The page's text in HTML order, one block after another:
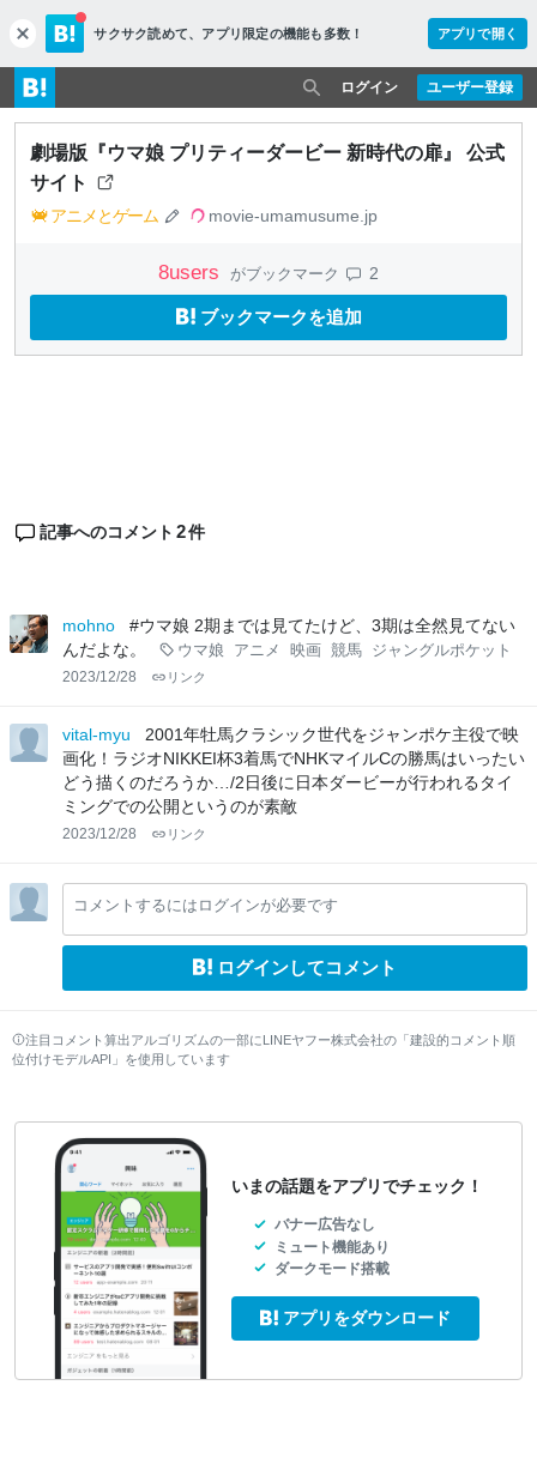
c
l
o
s
e
サクサク読めて、 アプリ限定の機能も多数！ アプリで開く
ユーザー登録
ログイン
劇場版『ウマ娘 プリティーダービー 新時代の扉』 公式
サイト
アニメとゲーム movie-umamusume.jp
8users がブックマーク 2
ブックマークを追加
記事へのコメント 2件
mohno
#ウマ娘 2期までは見てたけど、3期は全然見てない
んだよな。
ウマ娘 アニメ 映画 競馬 ジャングルポケット
2023/12/28 リンク
vital-myu
2001年牡馬クラシック世代をジャンポケ主役で映
画化！ラジオNIKKEI杯3着馬でNHKマイルCの勝馬はいったい
どう描くのだろうか…/2日後に日本ダービーが行われるタイ
ミングでの公開というのが素敵
2023/12/28 リンク
コメントするにはログインが必要です
ログインしてコメント
注目コメント算出アルゴリズムの一部にLINEヤフー株式会社の「建設的コメント順
位付けモデルAPI」を使用しています
いまの話題をアプリでチェック！
バナー広告なし
ミュート機能あり
ダークモード搭載
アプリをダウンロード